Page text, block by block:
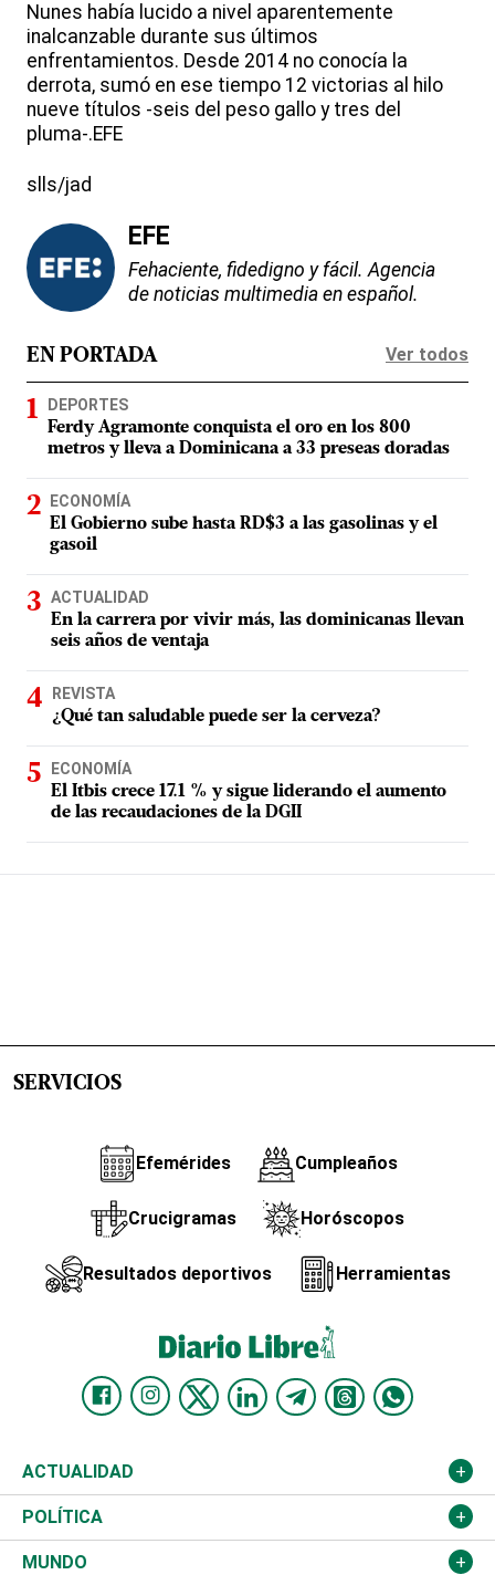
Nunes había lucido a nivel aparentemente
inalcanzable durante sus últimos
enfrentamientos. Desde 2014 no conocía la
derrota, sumó en ese tiempo 12 victorias al hilo
nueve títulos -seis del peso gallo y tres del
pluma-.EFE
slls/jad
EFE
Fehaciente, fidedigno y fácil. Agencia
de noticias multimedia en español.
EN PORTADA Ver todos
DEPORTES
Ferdy Agramonte conquista el oro en los 800
metros y lleva a Dominicana a 33 preseas doradas
ECONOMÍA
El Gobierno sube hasta RD$3 a las gasolinas y el
gasoil
ACTUALIDAD
En la carrera por vivir más, las dominicanas llevan
seis años de ventaja
REVISTA
¿Qué tan saludable puede ser la cerveza?
ECONOMÍA
El Itbis crece 17.1 % y sigue liderando el aumento
de las recaudaciones de la DGII
SERVICIOS
Efemérides Cumpleaños
Crucigramas Horóscopos
Resultados deportivos Herramientas
ACTUALIDAD
Nacional
Ciudad
POLÍTICA
Partidos
MUNDO